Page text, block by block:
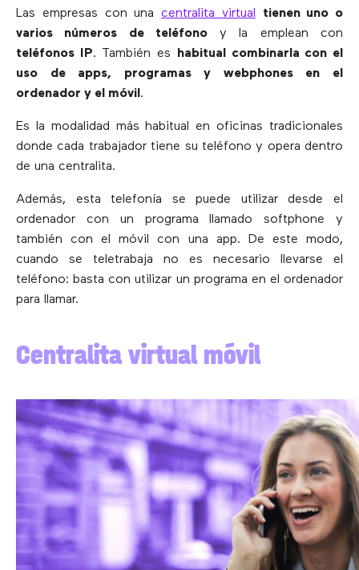
Las empresas con una centralita virtual
tienen uno o
varios números de teléfonoy la emplean con
teléfonos IP. También es habitual combinarla con el
uso de apps, programas y webphones en el
ordenador y el móvil.
Es la modalidad más habitual en oficinas tradicionales
donde cada trabajador tiene su teléfono y opera dentro
de una centralita.
Además, esta telefonía se puede utilizar desde el
ordenador con un programa llamado softphone y
también con el móvil con una app. De este modo,
cuando se teletrabaja no es necesario llevarse el
teléfono: basta con utilizar un programa en el ordenador
para llamar.
Centralita virtual móvil